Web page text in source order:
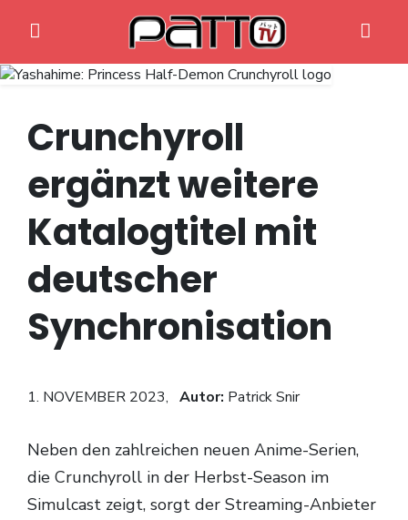
Home
Anime News
Spiele News
Reviews
Gaming-Eventkalender
TV-Programm
Crunchyroll
ergänzt weitere
Katalogtitel mit
deutscher
Synchronisation
1. NOVEMBER 2023, Autor: Patrick Snir
Neben den zahlreichen neuen Anime-Serien,
die Crunchyroll in der Herbst-Season im
Simulcast zeigt, sorgt der Streaming-Anbieter